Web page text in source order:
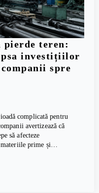
pierde teren:
investițiilor
spre
complicată pentru
avertizează că
să afecteze
materiile prime și…